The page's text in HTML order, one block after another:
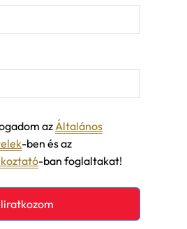
azÁltalános
-ben és az
-ban foglaltakat!